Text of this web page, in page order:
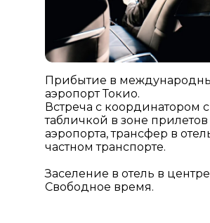
Прибытие в
аэропорт Токио.
Встреча с координатором
табличкой в зоне прилетов
аэропорта, трансфер в
частном транспорте.
Заселение в отель в
Свободное время.